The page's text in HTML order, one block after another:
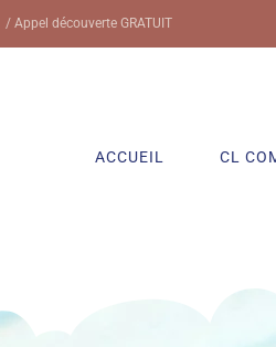
/ Appel découverte GRATUIT
ACCUEIL CL